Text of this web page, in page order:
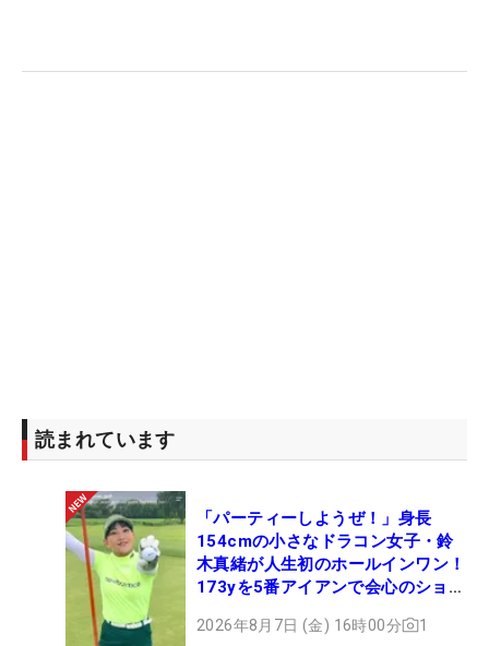
読まれています
「パーティーしようぜ！」身長
154cmの小さなドラコン女子・鈴
木真緒が人生初のホールインワン！
173yを5番アイアンで会心のショッ
2026年8月7日 (金) 16時00分 1